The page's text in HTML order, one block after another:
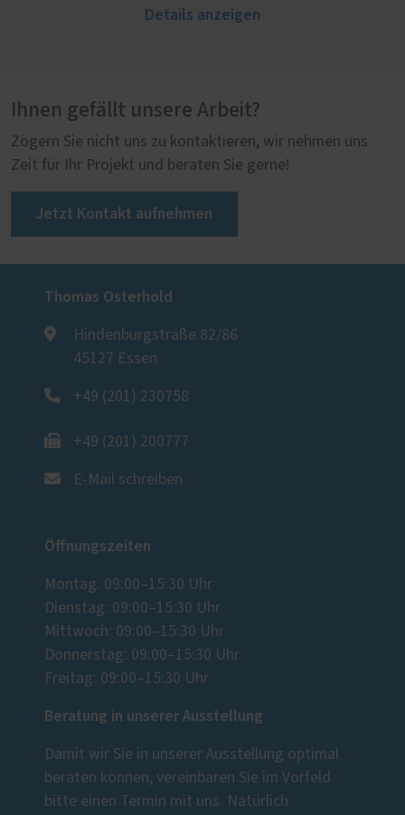
Details anzeigen
Ihnen gefällt unsere Arbeit?
Zögern Sie nicht uns zu kontaktieren, wir nehmen uns
Zeit für Ihr Projekt und beraten Sie gerne!
Jetzt Kontakt aufnehmen
Thomas Osterhold
Hindenburgstraße 82/86
45127 Essen
+49 (201) 230758
+49 (201) 200777
E-Mail schreiben
Öffnungszeiten
Montag: 09:00–15:30 Uhr
Dienstag: 09:00–15:30 Uhr
Mittwoch: 09:00–15:30 Uhr
Donnerstag: 09:00–15:30 Uhr
Freitag: 09:00–15:30 Uhr
Beratung in unserer Ausstellung
Damit wir Sie in unserer Ausstellung optimal
beraten können, vereinbaren Sie im Vorfeld
bitte einen Termin mit uns. Natürlich